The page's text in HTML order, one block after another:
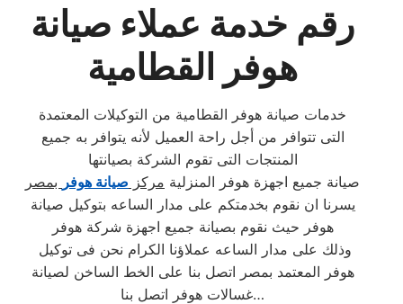
رقم خدمة عملاء صيانة
هوفر القطامية
خدمات صيانة هوفر القطامية من التوكيلات المعتمدة
التى تتوافر من أجل راحة العميل لأنه يتوافر به جميع
المنتجات التى تقوم الشركة بصيانتها
صيانة جميع اجهزة هوفر المنزلية مركز صيانة هوفر بمصر
يسرنا ان نقوم بخدمتكم على مدار الساعه بتوكيل صيانة
هوفر حيث نقوم بصيانة جميع اجهزة شركة هوفر
هوفر المعتمد بمصر اتصل بنا على الخط الساخن لصيانة
غسالات هوفر اتصل بنا…